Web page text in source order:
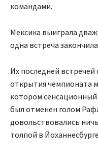
командами.
Мексика выиграла
одна встреча
Их последней
открытия чемпионата
котором
был отменен голом
довольствовались
толпой в